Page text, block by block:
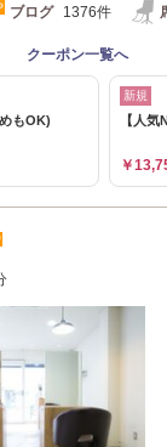
ブログ 1376件
クーポン一覧へ
もOK)
新規
【人
￥